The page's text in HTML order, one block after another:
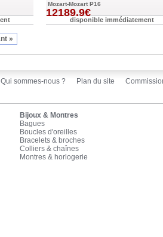
Mozart-Mozart P16
12189.9€
disponible immédiatement
»
Qui sommes-nous ? Plan du site
Bijoux & Montres
Bagues
Boucles d'oreilles
Bracelets & broches
Colliers & chaînes
Montres & horlogerie